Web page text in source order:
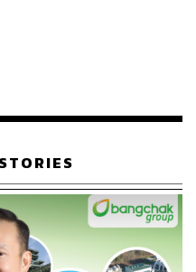
น้อยไปสั่งการเหนือผู้อื่นได้
มการตัวแทนคลังทำหน้าที่
นตัวกรรมการจากกลุ่มที่มี
อยที่มีความสุ่มเสี่ยง เพื่อ